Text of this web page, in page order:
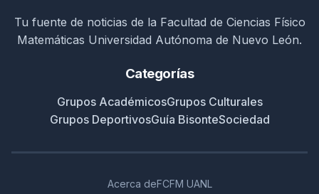
Tu fuente de noticias de la Facultad de Ciencias Físico
Matemáticas Universidad Autónoma de Nuevo León.
Categorías
Grupos AcadémicosGrupos Culturales
Grupos DeportivosGuía BisonteSociedad
Acerca deFCFM UANL